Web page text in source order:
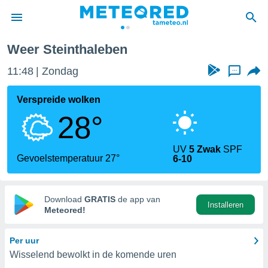
door
verstrekte
hoge
hebt de
voor
op basis
Weer Steinthaleben
11:48 Zondag ...
Verspreide wolken
28°
Gevoelstemperatuur 27°
UV5 Zwak SPF
6-10
Download GRATIS de app van
Meteored!
Installeren
Per uur
Wisselend bewolkt in de komende uren